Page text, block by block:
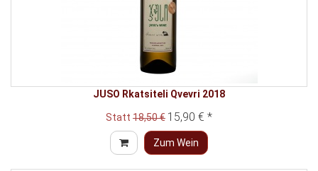
JUSO Rkatsiteli Qvevri 2018
Statt 18,50 € 15,90 € *
Zum Wein